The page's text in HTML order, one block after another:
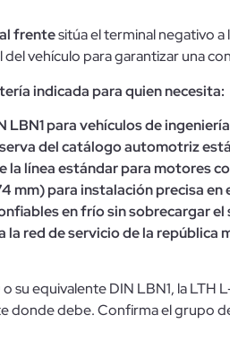
frentesitúa el terminal negativo a
vehículo para garantizar una
indicada para quien necesita:
para vehículos de
del catálogo automotriz
la línea estándar para motores
mm) para instalación precisa en
en frío sin sobrecargar
red de servicio de la república
su equivalente DIN LBN1, la
donde debe. Confirma el grupo